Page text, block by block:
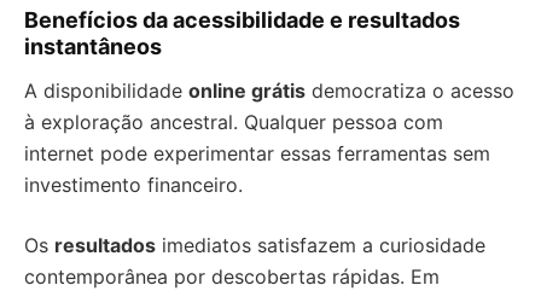
Benefícios da acessibilidade e resultados
instantâneos
A disponibilidade online grátis democratiza o acesso
à exploração ancestral. Qualquer pessoa com
internet pode experimentar essas ferramentas sem
investimento financeiro.
Os resultados imediatos satisfazem a curiosidade
contemporânea por descobertas rápidas. Em